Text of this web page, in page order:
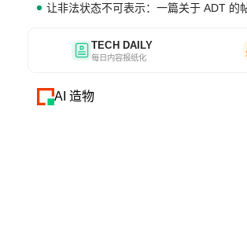
让非法状态不可表示：一篇关于 ADT 的
TECH DAILY
每日内容报纸化
AI 造物